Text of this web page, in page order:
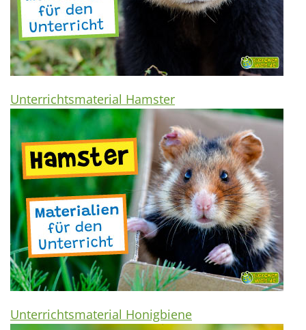
Unterrichtsmaterial Hamster
Unterrichtsmaterial Honigbiene